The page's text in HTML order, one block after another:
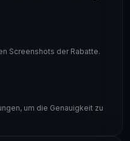
Screenshots der Rabatte.
um die Genauigkeit zu